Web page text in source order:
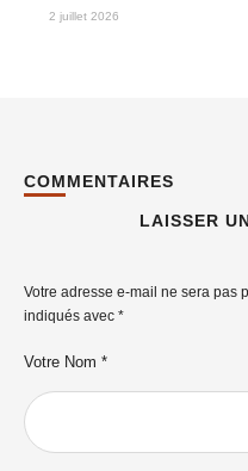
2 juillet 2026
COMMENTAIRES
LAISSER
Votre adresse e-mail ne sera pas
indiqués avec *
Votre Nom *